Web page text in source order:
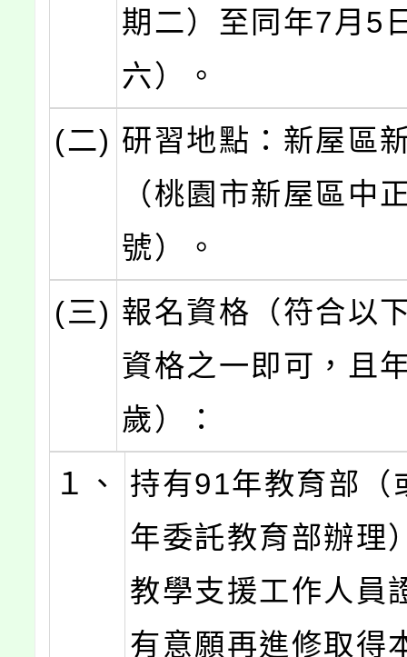
期二）至同年7月5
六）。
(二) 研習地點：新屋區
（桃園市新屋區中
號）。
(三) 報名資格（符合以
資格之一即可，且
歲）：
１、
持有91年教育部（
年委託教育部辦理
教學支援工作人員
有意願再進修取得